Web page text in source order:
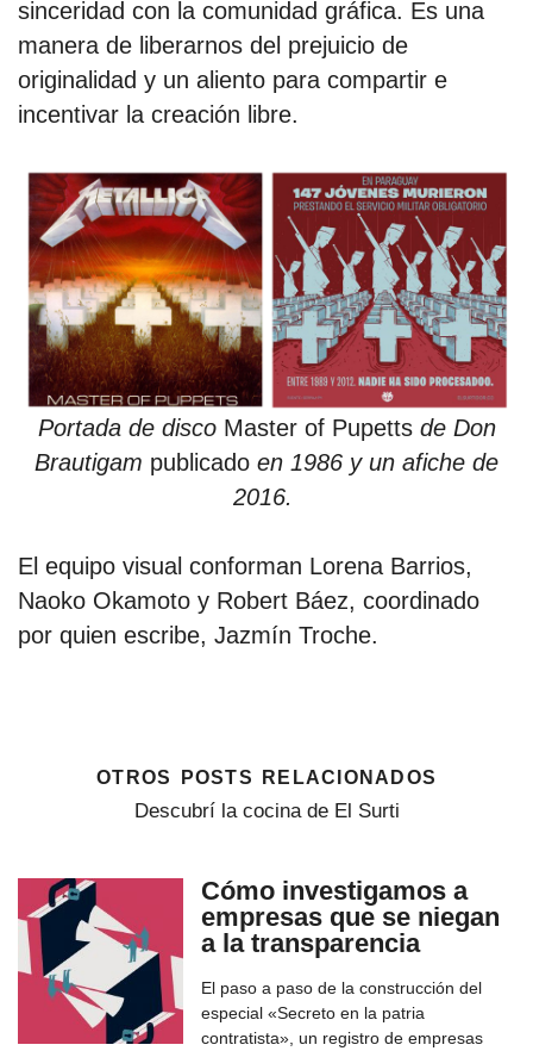
sinceridad con la comunidad gráfica. Es una
manera de liberarnos del prejuicio de
originalidad y un aliento para compartir e
incentivar la creación libre.
Portada de disco Master of Pupetts de Don
Brautigam publicado en 1986 y un afiche de
2016.
El equipo visual conforman Lorena Barrios,
Naoko Okamoto y Robert Báez, coordinado
por quien escribe, Jazmín Troche.
otros posts relacionados
Descubrí la cocina de El Surti
Cómo investigamos a
empresas que se niegan
a la transparencia
El paso a paso de la construcción del
especial «Secreto en la patria
contratista», un registro de empresas